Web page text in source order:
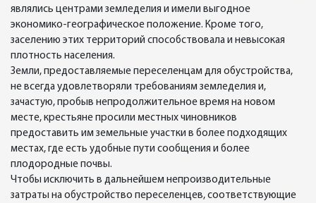
являлись центрами земледелия и имели выгодное
экономико-географическое положение. Кроме того,
заселению этих территорий способствовала и невысокая
плотность населения.
Земли, предоставляемые переселенцам для обустройства,
не всегда удовлетворяли требованиям земледелия и,
зачастую, пробыв непродолжительное время на новом
месте, крестьяне просили местных чиновников
предоставить им земельные участки в более подходящих
местах, где есть удобные пути сообщения и более
плодородные почвы.
Чтобы исключить в дальнейшем непроизводительные
затраты на обустройство переселенцев, соответствующие